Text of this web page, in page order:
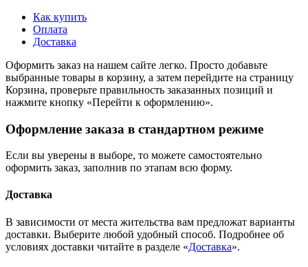
Как купить
Оплата
Доставка
Оформить заказ на нашем сайте легко. Просто добавьте
выбранные товары в корзину, а затем перейдите на страницу
Корзина, проверьте правильность заказанных позиций и
нажмите кнопку «Перейти к оформлению».
Оформление заказа в стандартном режиме
Если вы уверены в выборе, то можете самостоятельно
оформить заказ, заполнив по этапам всю форму.
Доставка
В зависимости от места жительства вам предложат варианты
доставки. Выберите любой удобный способ. Подробнее об
условиях доставки читайте в разделе «Доставка».